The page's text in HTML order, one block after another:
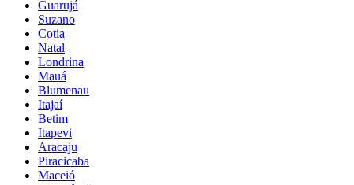
Guarujá
Suzano
Cotia
Natal
Londrina
Mauá
Blumenau
Itajaí
Betim
Itapevi
Aracaju
Piracicaba
Maceió